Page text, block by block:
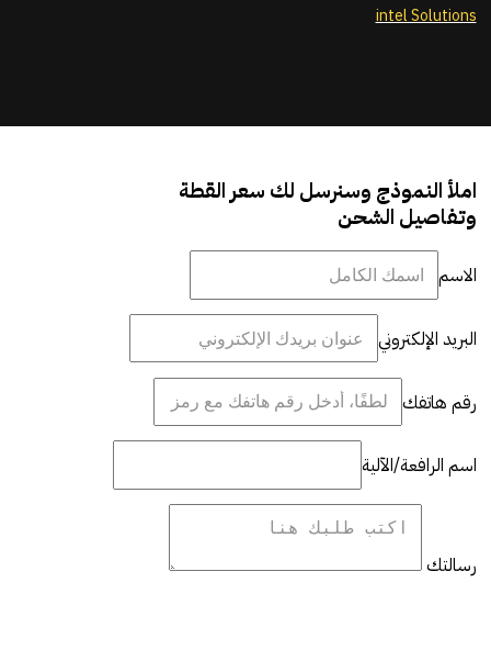
intel Solutions
املأ النموذج وسنرسل لك سعر القطة
وتفاصيل الشحن
الاسم
البريد الإلكتروني
رقم هاتفك
اسم الرافعة/الآلية
رسالتك